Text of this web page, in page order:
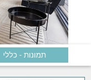
תמונות - כללי